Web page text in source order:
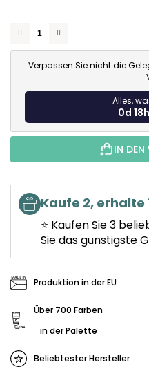
Verpassen Sie nicht die
Alles,
0d
IN DEN
Kaufe 2, erhalte
⭐ Kaufen Sie 3
Sie das günstigste
Produktion in der EU
Über 700 Farben
in der Palette
Beliebtester Hersteller